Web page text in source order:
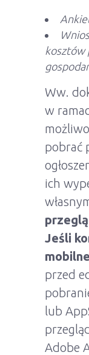
kosztów
Ww.
w
pobrać
ich
Jeśli
przed
lub
Adobe